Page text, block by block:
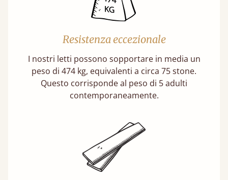
Resistenza eccezionale
I nostri letti possono sopportare in media un
peso di 474 kg, equivalenti a circa 75 stone.
Questo corrisponde al peso di 5 adulti
contemporaneamente.